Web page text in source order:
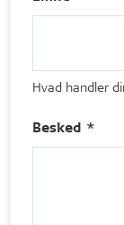
Hvad handler
Besked *